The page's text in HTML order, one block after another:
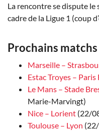
La rencontre se dispute le
cadre de la Ligue 1 (coup
Prochains
Marseille –
Estac Troyes – Paris
Le Mans – Stade
Marie-Marvingt)
Nice – Lorient (22/
Toulouse – Lyon